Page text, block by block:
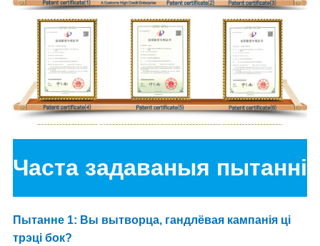
Часта задаваныя пытанні
Пытанне 1: Вы вытворца, гандлёвая кампанія ці
трэці бок?